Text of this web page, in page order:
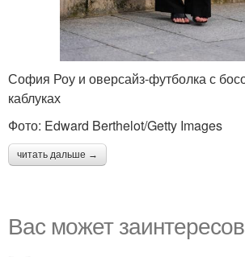
София Роу и оверсайз-футболка с
каблуках
Фото: Edward Berthelot/Getty Images
читать дальше →
Вас может